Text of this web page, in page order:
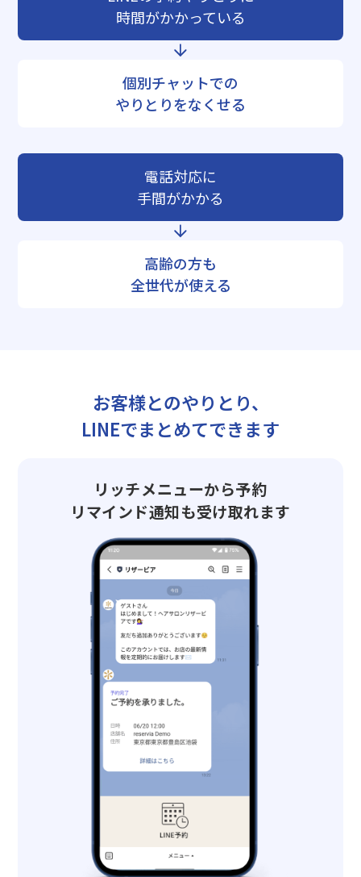
時間がかかっている
個別チャットでの
やりとりをなくせる
電話対応に
手間がかかる
高齢の方も
全世代が使える
お客様とのやりとり、
LINEでまとめてできます
リッチメニューから予約
リマインド通知も受け取れます